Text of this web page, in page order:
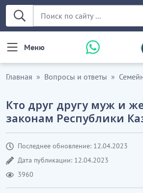
Меню
Главная Вопросы и ответы
Кто друг другу муж и
законам Республики
Последнее обновление: 12.04.2023
Дата публикации: 12.04.2023
3960